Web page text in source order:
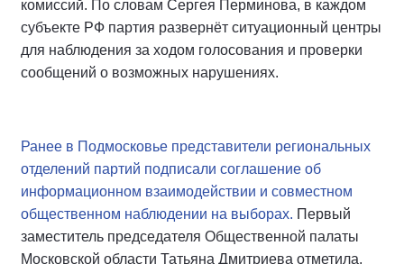
комиссий. По словам Сергея Перминова, в каждом
субъекте РФ партия развернёт ситуационный центры
для наблюдения за ходом голосования и проверки
сообщений о возможных нарушениях.
Ранее в Подмосковье представители региональных
отделений партий подписали соглашение об
информационном взаимодействии и совместном
общественном наблюдении на выборах. Первый
заместитель председателя Общественной палаты
Московской области Татьяна Дмитриева отметила,